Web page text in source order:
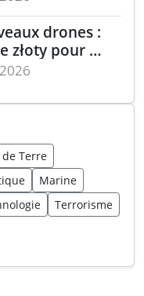
drones :
złoty pour un
Terre
Marine
Terrorisme